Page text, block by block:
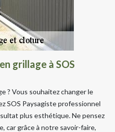
grillage à SOS
? Vous souhaitez changer le
SOS Paysagiste professionnel
plus esthétique. Ne pensez
car grâce à notre savoir-faire,